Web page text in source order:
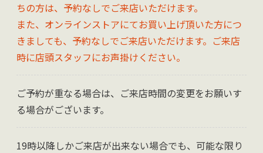
ちの方は、予約なしでご来店いただけます。
また、オンラインストアにてお買い上げ頂いた方につ
きましても、予約なしでご来店いただけます。ご来店
時に店頭スタッフにお声掛けください。
ご予約が重なる場合は、ご来店時間の変更をお願いす
る場合がございます。
19時以降しかご来店が出来ない場合でも、可能な限り